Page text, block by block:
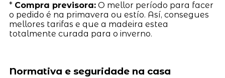
* Compra previsora:O mellor período para facer
o pedido é na primavera ou estío. Así, consegues
mellores tarifas e que a madeira estea
totalmente curada para o inverno.
Normativa e seguridade na casa